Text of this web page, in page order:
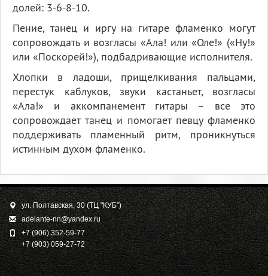
долей: 3-6-8-10.
Пение, танец и иргу на гитаре фламенко могут
сопровождать и возгласы «Ала! или «Оле!» («Ну!»
или «Поскорей!»), подбадривающие исполнителя.
Хлопки в ладоши, прищелкивания пальцами,
перестук каблуков, звуки кастаньет, возгласы
«Ала!» и аккомпанемент гитары – все это
сопровождает танец и помогает певцу фламенко
поддерживать пламенный ритм, проникнуться
истинным духом фламенко.
ул. Полтавская, 30 (ТЦ "КУБ")
adelante-nn@yandex.ru
+7 (906) 352-59-77
+7 (903) 059-27-72